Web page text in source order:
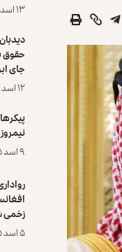
۱۳ اسد ۱۴۰۵ - ۴ آگست ۲۰۲۶
حقوق
جای
۱۲ اسد ۱۴۰۵ - ۳ آگست ۲۰۲۶
۹ اسد ۱۴۰۵ - ۳۱ جولای ۲۰۲۶
زخمی
۵ اسد ۱۴۰۵ - ۲۷ جولای ۲۰۲۶